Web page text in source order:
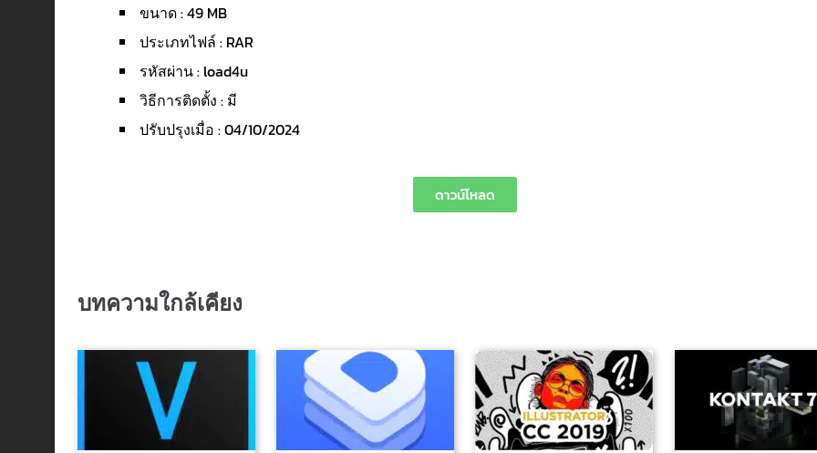
ขนาด : 49 MB
ประเภทไฟล์ : RAR
รหัสผ่าน : load4u
วิธีการติดตั้ง : มี
ปรับปรุงเมื่อ : 04/10/2024
ดาวน์โหลด
บทความใกล้เคียง